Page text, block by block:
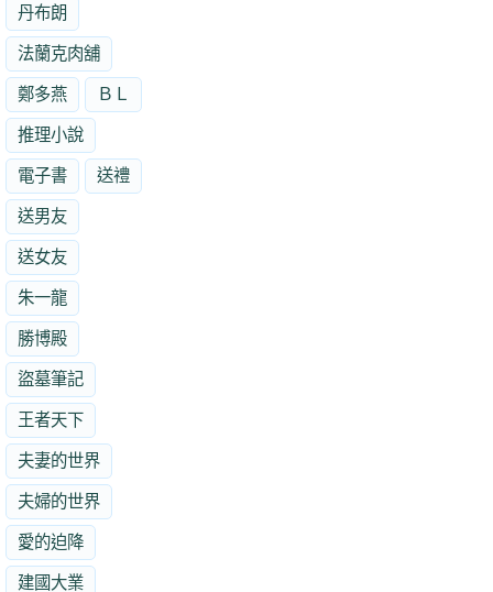
丹布朗
法蘭克肉舖
鄭多燕 ＢＬ
推理小說
電子書 送禮
送男友
送女友
朱一龍
勝博殿
盜墓筆記
王者天下
夫妻的世界
夫婦的世界
愛的迫降
建國大業